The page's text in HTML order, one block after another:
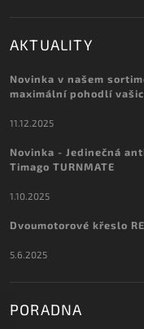
AKTUALITY
Novinka v našem
maximální pohodlí
11.12.2025
Novinka - Jedinečná
Timago TURNMATE
1.10.2025
Dvoumotorové křeslo
5.6.2025
PORADNA